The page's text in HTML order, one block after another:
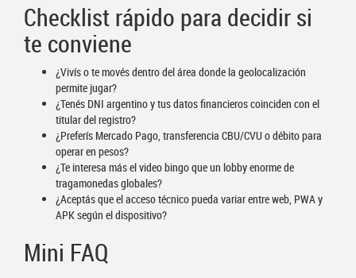
Checklist rápido para decidir si
te conviene
¿Vivís o te movés dentro del área donde la geolocalización
permite jugar?
¿Tenés DNI argentino y tus datos financieros coinciden con el
titular del registro?
¿Preferís Mercado Pago, transferencia CBU/CVU o débito para
operar en pesos?
¿Te interesa más el video bingo que un lobby enorme de
tragamonedas globales?
¿Aceptás que el acceso técnico pueda variar entre web, PWA y
APK según el dispositivo?
Mini FAQ